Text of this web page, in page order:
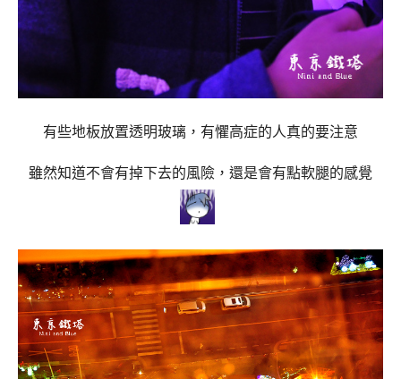
有些地板放置透明玻璃，有懼高症的人真的要注意
雖然知道不會有掉下去的風險，還是會有點軟腿的感覺